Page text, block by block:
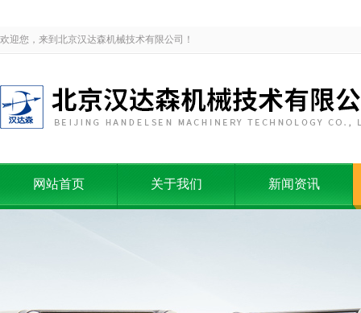
欢迎您，来到北京汉达森机械技术有限公司！
网站首页 关于我们 新闻资讯